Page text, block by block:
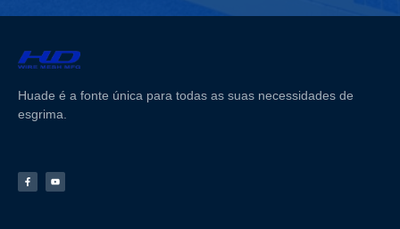
Huade é a fonte única para todas as suas necessidades de
esgrima.